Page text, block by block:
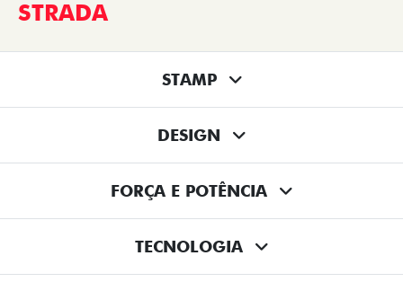
STRADA
STAMP
DESIGN
FORÇA E POTÊNCIA
TECNOLOGIA